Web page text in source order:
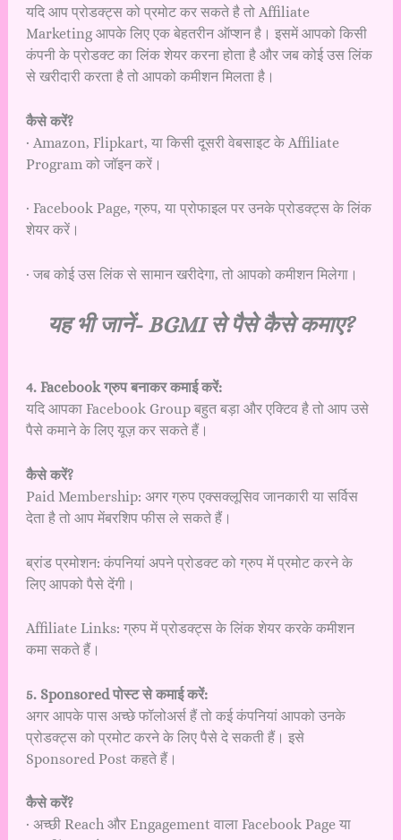
यदि आप प्रोडक्ट्स को प्रमोट कर सकते है तो Affiliate
Marketing आपके लिए एक बेहतरीन ऑप्शन है। इसमें आपको किसी
कंपनी के प्रोडक्ट का लिंक शेयर करना होता है और जब कोई उस लिंक
से खरीदारी करता है तो आपको कमीशन मिलता है।
कैसे करें?
· Amazon, Flipkart, या किसी दूसरी वेबसाइट के Affiliate
Program को जॉइन करें।
· Facebook Page, ग्रुप, या प्रोफाइल पर उनके प्रोडक्ट्स के लिंक
शेयर करें।
· जब कोई उस लिंक से सामान खरीदेगा, तो आपको कमीशन मिलेगा।
यह भी जानें- BGMI से पैसे कैसे कमाए?
4. Facebook ग्रुप बनाकर कमाई करें:
यदि आपका Facebook Group बहुत बड़ा और एक्टिव है तो आप उसे
पैसे कमाने के लिए यूज़ कर सकते हैं।
कैसे करें?
Paid Membership: अगर ग्रुप एक्सक्लूसिव जानकारी या सर्विस
देता है तो आप मेंबरशिप फीस ले सकते हैं।
ब्रांड प्रमोशन: कंपनियां अपने प्रोडक्ट को ग्रुप में प्रमोट करने के
लिए आपको पैसे देंगी।
Affiliate Links: ग्रुप में प्रोडक्ट्स के लिंक शेयर करके कमीशन
कमा सकते हैं।
5. Sponsored पोस्ट से कमाई करें:
अगर आपके पास अच्छे फॉलोअर्स हैं तो कई कंपनियां आपको उनके
प्रोडक्ट्स को प्रमोट करने के लिए पैसे दे सकती हैं। इसे
Sponsored Post कहते हैं।
कैसे करें?
· अच्छी Reach और Engagement वाला Facebook Page या